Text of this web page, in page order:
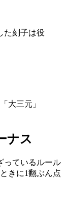
た刻子は役
大三元」
ナス
っているルール
きに1翻ぶん点